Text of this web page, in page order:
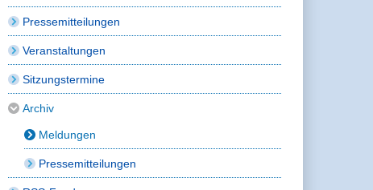
Pressemitteilungen
Veranstaltungen
Sitzungstermine
Archiv
Meldungen
Pressemitteilungen